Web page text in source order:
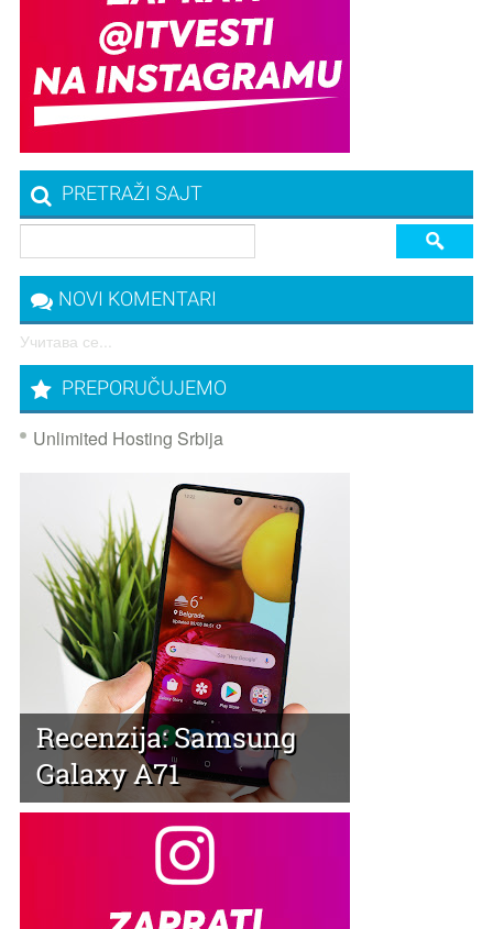
PRETRAŽI SAJT
NOVI KOMENTARI
Учитава се...
PREPORUČUJEMO
Unlimited Hosting Srbija
Recenzija: Samsung
Galaxy A71